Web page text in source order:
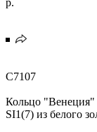
C7107
Кольцо "Венеция"
SI1(7) из белого